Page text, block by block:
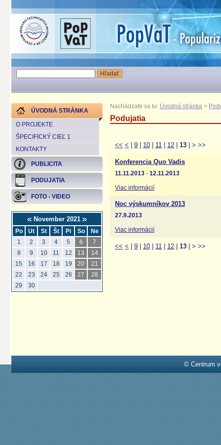
ÚVODNÁ STRÁNKA
O PROJEKTE
ŠPECIFICKÝ CIEĽ 1
KONTAKTY
PUBLICITA
PODUJATIA
FOTO - VIDEO
November 2021
Po Ut St Št Pi So
Ne
1
2 3 4 5 6
7
8
9 10 11 12 13
14
15
16 17 18 19 20
21
22
23 24 25 26 27
28
29
30
Nachádzate sa tu: Úvodná stránka >
Podujatia
<< < 9 10 11 12 13 > >>
Konferencia Quo Vadis
11.11.2013 - 12.11.2013
Viac informácií
Noc výskumníkov 2013
27.9.2013
Viac informácií
<< < 9 10 11 12 13 > >>
© Centrum